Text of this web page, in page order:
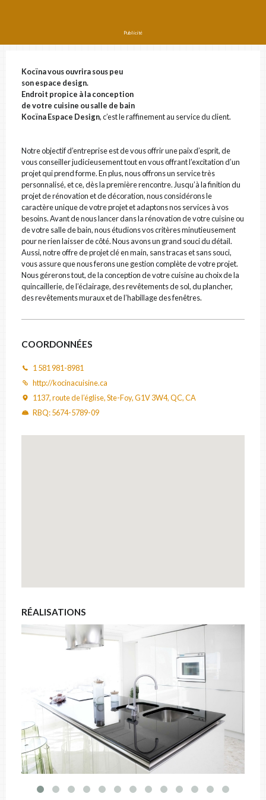
# DE TÉLÉPHONE
VILLE
CODE POSTAL
CATÉGORIE
Comptoir et armoire
DESCRIPTION
Publicité
Kocïna vous ouvrira sous peu
son espace design.
Endroit propice à la conception
de votre cuisine ou salle de bain
Kocïna Espace Design, c’est le raffinement au service du client.
Notre objectif d’entreprise est de vous offrir une paix d’esprit, de
vous conseiller judicieusement tout en vous offrant l’excitation d’un
projet qui prend forme. En plus, nous offrons un service très
personnalisé, et ce, dès la première rencontre. Jusqu’à la finition du
projet de rénovation et de décoration, nous considérons le
caractère unique de votre projet et adaptons nos services à vos
besoins. Avant de nous lancer dans la rénovation de votre cuisine ou
de votre salle de bain, nous étudions vos critères minutieusement
pour ne rien laisser de côté. Nous avons un grand souci du détail.
Aussi, notre offre de projet clé en main, sans tracas et sans souci,
vous assure que nous ferons une gestion complète de votre projet.
Nous gérerons tout, de la conception de votre cuisine au choix de la
quincaillerie, de l’éclairage, des revêtements de sol, du plancher,
des revêtements muraux et de l’habillage des fenêtres.
COORDONNÉES
1 581 981-8981
http://kocinacuisine.ca
1137, route de l’église, Ste-Foy, G1V 3W4, QC, CA
RBQ: 5674-5789-09
RÉALISATIONS